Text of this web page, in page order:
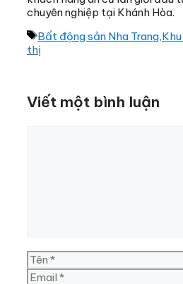
chuyên nghiệp tại Khánh Hòa.
Thẻ
Bất động sản Nha Trang,
thị
Viết một bình luận
Tên
Email